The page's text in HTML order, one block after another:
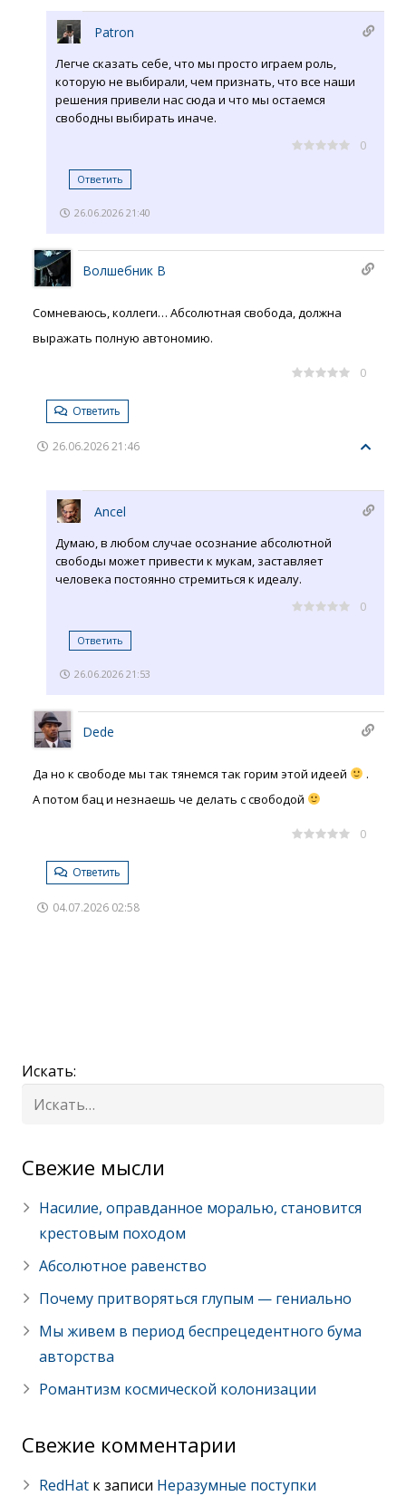
Patron
Легче сказать себе, что мы просто играем роль,
которую не выбирали, чем признать, что все наши
решения привели нас сюда и что мы остаемся
свободны выбирать иначе.
0
Ответить
26.06.2026 21:40
Волшебник В
Сомневаюсь, коллеги… Абсолютная свобода, должна
выражать полную автономию.
0
Ответить
26.06.2026 21:46
Ancel
Думаю, в любом случае осознание абсолютной
свободы может привести к мукам, заставляет
человека постоянно стремиться к идеалу.
0
Ответить
26.06.2026 21:53
Dede
Да но к свободе мы так тянемся так горим этой идеей
.
А потом бац и незнаешь че делать с свободой
0
Ответить
04.07.2026 02:58
Искать:
Cвежие мысли
Насилие, оправданное моралью, становится
крестовым походом
Абсолютное равенство
Почему притворяться глупым — гениально
Мы живем в период беспрецедентного бума
авторства
Романтизм космической колонизации
Свежие комментарии
RedHat к записи Неразумные поступки